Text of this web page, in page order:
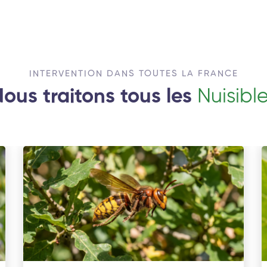
INTERVENTION DANS TOUTES LA FRANCE
traitons tous les